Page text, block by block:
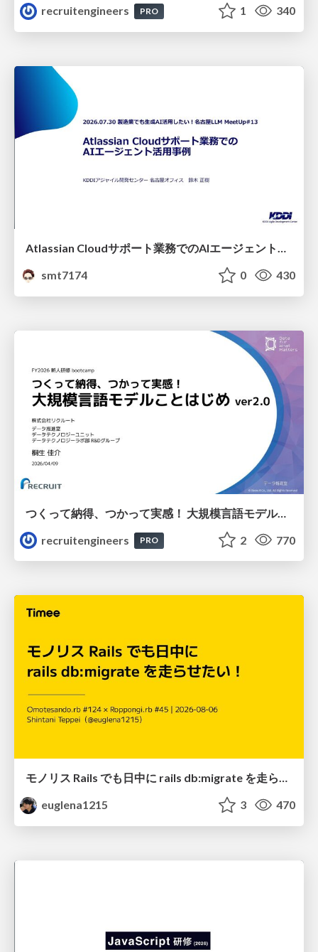
recruitengineers
PRO 1 340
Atlassian Cloudサポート業務でのAIエージェント活用事例
smt7174
0 430
つくって納得、つかって実感！ 大規模言語モデルことはじめ ver2.0
recruitengineers
PRO 2 770
モノリス Rails でも日中に rails db:migrate を走らせたい！ / Daytime rails db:migrate on Monolithic Rails!
euglena1215
3 470